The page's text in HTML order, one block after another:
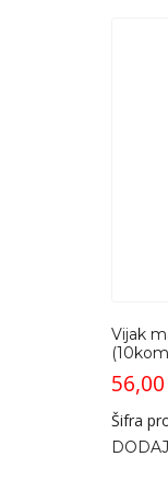
Vijak
56,00
Šifra